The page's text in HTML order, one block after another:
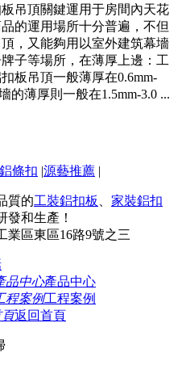
吊頂關鍵運用于房間內天花
的運用場所十分普遍，不但
，又能夠用以室外建筑幕墻
子等場所，在薄厚上邊：工
板吊頂一般薄厚在0.6mm-
的薄厚則一般在1.5mm-3.0 ...
鋁條扣 |源藝推薦 |
質的工裝鋁扣板
家裝鋁扣
發和生產！
業區東區16路9號之三
產品中心
工程案例
返回首頁